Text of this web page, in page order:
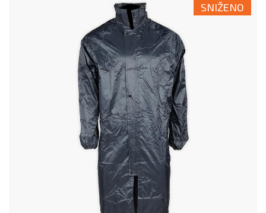
SNIŽENO